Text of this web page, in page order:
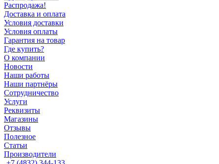
Распродажа!
Доставка и оплата
Условия доставки
Условия оплаты
Гарантия на товар
Где купить?
О компании
Новости
Наши работы
Наши партнёры
Сотрудничество
Услуги
Реквизиты
Магазины
Отзывы
Полезное
Статьи
Производители